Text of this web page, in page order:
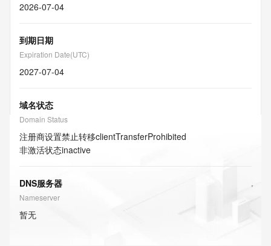
2026-07-04
到期日期
Expiration Date(UTC)
2027-07-04
域名状态
Domain Status
注册商设置禁止转移clientTransferProhibited
非激活状态inactive
DNS服务器
Nameserver
暂无